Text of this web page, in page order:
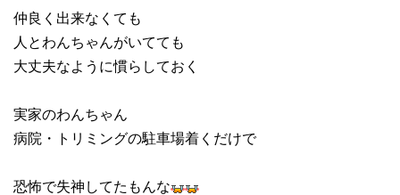
仲良く出来なくても
人とわんちゃんがいてても
大丈夫なように慣らしておく
実家のわんちゃん
病院・トリミングの駐車場着くだけで
恐怖で失神してたもんな